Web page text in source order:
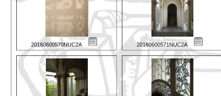
20160600570NUC2A 20160600571NUC2A